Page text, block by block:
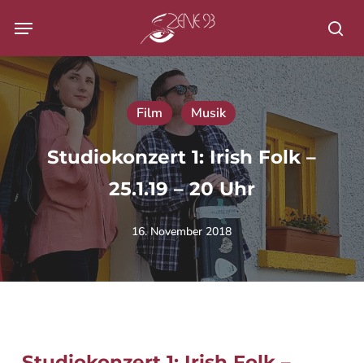
content
Menu
Film Musik
Studiokonzert 1: Irish Folk –
25.1.19 – 20 Uhr
16. November 2018